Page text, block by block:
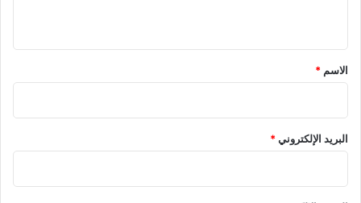
*
الاسم *
البريد الإلكتروني*